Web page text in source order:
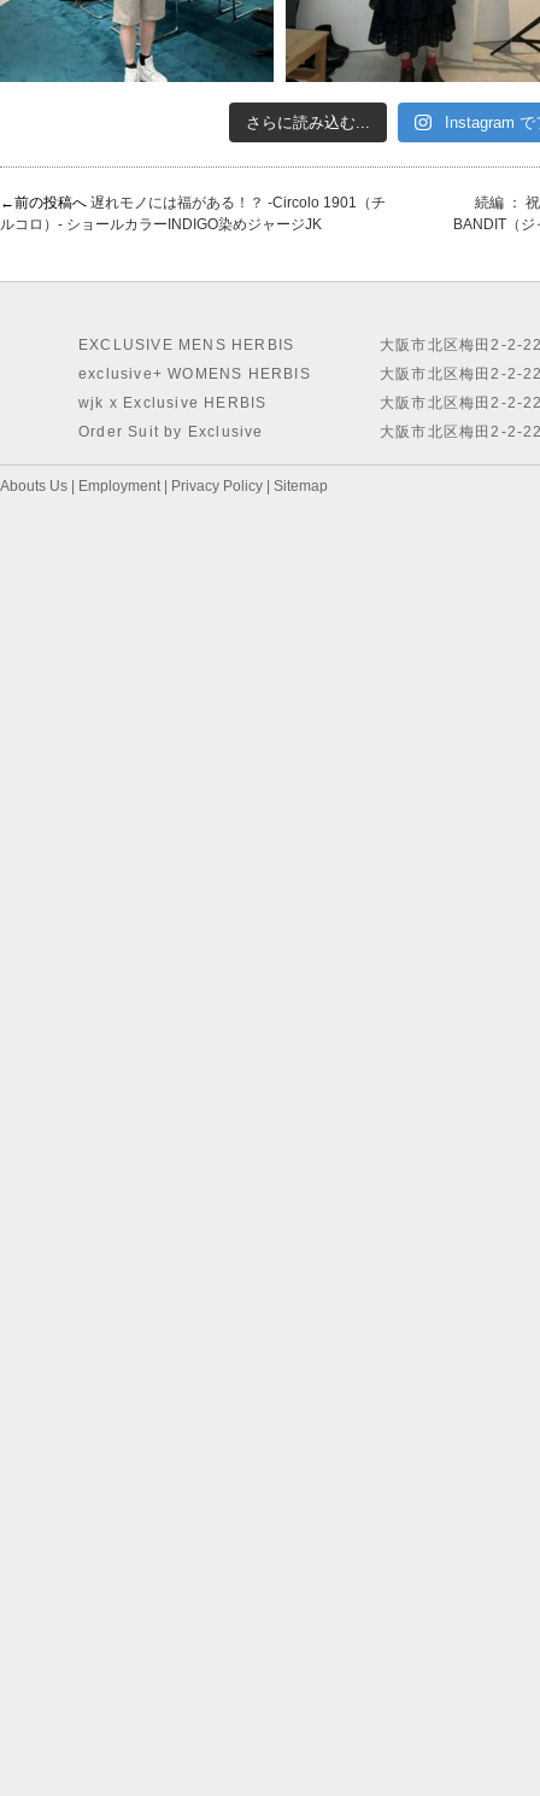
さらに読み込む... Instagram
←前の投稿へ 遅れモノには福がある！？ -Circolo 1901（チ
ルコロ）- ショールカラーINDIGO染めジャージJK
続編 ：
BANDIT（
EXCLUSIVE MENS HERBIS
exclusive+ WOMENS HERBIS
wjk x Exclusive HERBIS
Order Suit by Exclusive
大阪市北区梅田2-2-
大阪市北区梅田2-2-
大阪市北区梅田2-2-
大阪市北区梅田2-2-
Abouts Us Employment| Privacy Policy Sitemap